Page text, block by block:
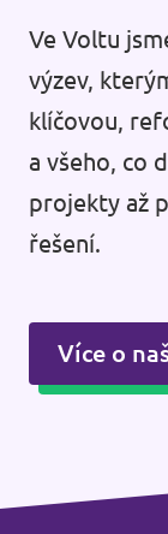
Ve Voltu
výzev,
klíčovou,
a všeho, co
projekty až
řešení.
Více o